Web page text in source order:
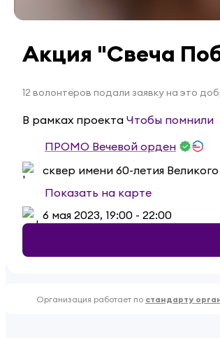
Акция "Свеча
12 волонтёров подали заявку на это
В рамках проекта Чтобы помнили
ПРОМО Вечевой орден
сквер имени 60-летия
Показать на карте
6 мая 2023, 19:00 - 22:00
Организация работает по стандарту